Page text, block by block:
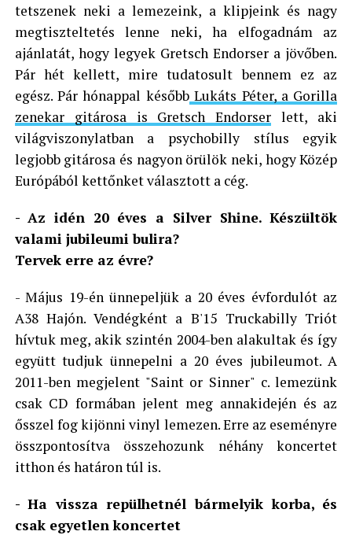
tetszenek neki a lemezeink, a klipjeink és nagy
megtiszteltetés lenne neki, ha elfogadnám az
ajánlatát, hogy legyek Gretsch Endorser a jövőben.
Pár hét kellett, mire tudatosult bennem ez az
egész. Pár hónappal későbbLukáts Péter, a Gorilla
zenekar gitárosa is Gretsch Endorser lett, aki
világviszonylatban a psychobilly stílus egyik
legjobb gitárosa és nagyon örülök neki, hogy Közép
Európából kettőnket választott a cég.
- Az idén 20 éves a Silver Shine. Készültök
valami jubileumi bulira?
Tervek erre az évre?
- Május 19-én ünnepeljük a 20 éves évfordulót az
A38 Hajón. Vendégként a B'15 Truckabilly Triót
hívtuk meg, akik szintén 2004-ben alakultak és így
együtt tudjuk ünnepelni a 20 éves jubileumot. A
2011-ben megjelent "Saint or Sinner" c. lemezünk
csak CD formában jelent meg annakidején és az
ősszel fog kijönni vinyl lemezen. Erre az eseményre
összpontosítva összehozunk néhány koncertet
itthon és határon túl is.
- Ha vissza repülhetnél bármelyik korba, és
csak egyetlen koncertet